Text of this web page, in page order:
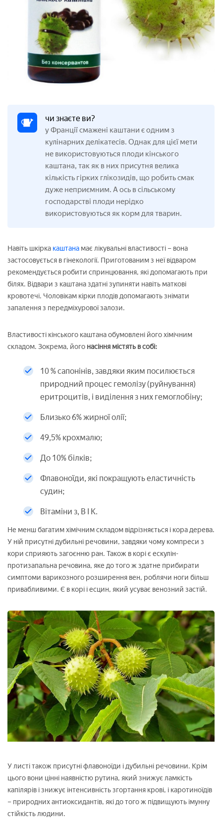
чи знаєте ви?
у Франції смажені каштани є одним з
кулінарних делікатесів. Однак для цієї мети
не використовуються плоди кінського
каштана, так як в них присутня велика
кількість гірких глікозидів, що робить смак
дуже неприємним. А ось в сільському
господарстві плоди нерідко
використовуються як корм для тварин.
Навіть шкірка каштана має лікувальні властивості – вона
застосовується в гінекології. Приготованим з неї відваром
рекомендується робити спринцювання, які допомагають при
білях. Відвари з каштана здатні зупиняти навіть маткові
кровотечі. Чоловікам кірки плодів допомагають знімати
запалення з передміхурової залози.
Властивості кінського каштана обумовлені його хімічним
складом. Зокрема, його насіння містять в собі:
10 % сапонінів, завдяки яким посилюється
природний процес гемолізу (руйнування)
еритроцитів, і виділення з них гемоглобіну;
Близько 6% жирної олії;
49,5% крохмалю;
До 10% білків;
Флавоноїди, які покращують еластичність
судин;
Вітаміни з, В І К.
Не менш багатим хімічним складом відрізняється і кора дерева.
У ній присутні дубильні речовини, завдяки чому компреси з
кори сприяють загоєнню ран. Також в корі є ескулін-
протизапальна речовина, яке до того ж здатне прибирати
симптоми варикозного розширення вен, роблячи ноги більш
привабливими. Є в корі і есцин, який усуває венозний застій.
У листі також присутні флавоноїди і дубильні речовини. Крім
цього вони цінні наявністю рутина, який знижує ламкість
капілярів і знижує інтенсивність згортання крові, і каротиноїдів
– природних антиоксидантів, які до того ж підвищують імунну
стійкість людини.